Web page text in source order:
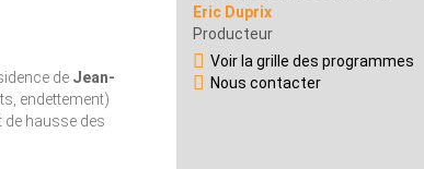
de Jean-
endettement)
de hausse des
Eric Duprix
Producteur
Voir la grille des programmes
Nous contacter